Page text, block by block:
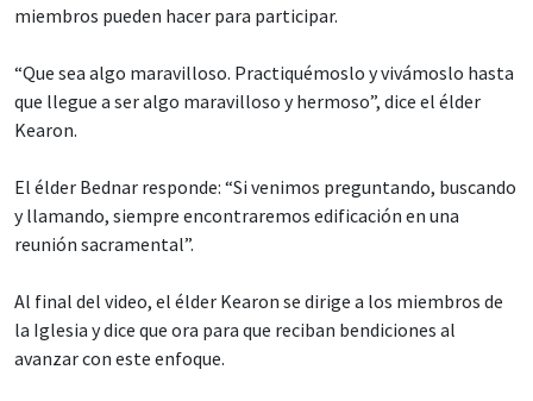
miembros pueden hacer para participar.
“Que sea algo maravilloso. Practiquémoslo y vivámoslo hasta
que llegue a ser algo maravilloso y hermoso”, dice el élder
Kearon.
El élder Bednar responde: “Si venimos preguntando, buscando
y llamando, siempre encontraremos edificación en una
reunión sacramental”.
Al final del video, el élder Kearon se dirige a los miembros de
la Iglesia y dice que ora para que reciban bendiciones al
avanzar con este enfoque.